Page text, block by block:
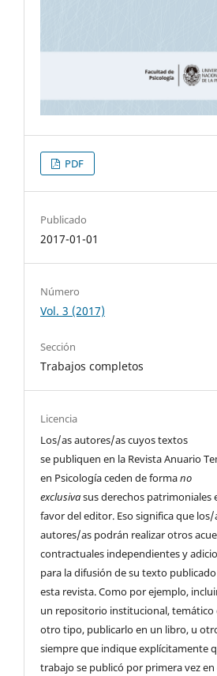
PDF
Publicado
2017-01-01
Número
Vol. 3 (2017)
Sección
Trabajos completos
Licencia
Los/as autores/ascuyos textos
se publiquen en la Revista Anuario
en Psicologíaceden deformano
exclusivasus derechos patrimoniales
favor del editor. Eso significa que los/
autores/as podrán realizar otros
contractuales independientes y
para la difusión de su texto
esta revista. Como por ejemplo,
un repositorio institucional, temático
otro tipo, publicarlo en un libro, u
siempre que indique explícitamente
trabajo se publicó por primera vez en